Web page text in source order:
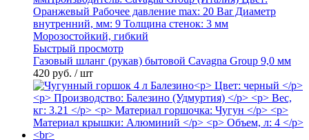
Быстрый просмотр
Газовый шланг (рукав) бытовой Cavagna Group 9,0 мм
420 руб. / шт